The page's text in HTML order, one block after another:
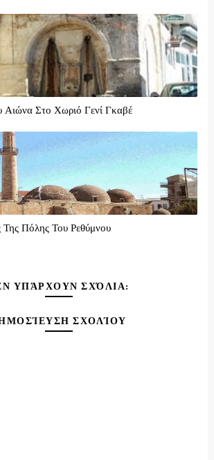
Στο Χωριό Γενί Γκαβέ
Της Πόλης Του Ρεθύμνου
ΥΠΆΡΧΟΥΝ ΣΧΌΛΙΑ:
ΣΧΟΛΊΟΥ